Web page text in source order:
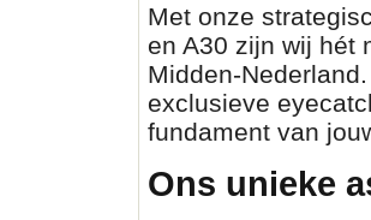
Met onze
en A30 zijn wij hét
Midden-
exclusieve
fundament van
Ons unieke